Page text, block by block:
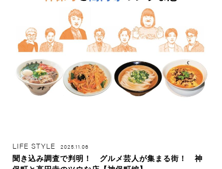
LIFE STYLE 2025.11.06
聞き込み調査で判明！ グルメ芸人が集まる街！ 神